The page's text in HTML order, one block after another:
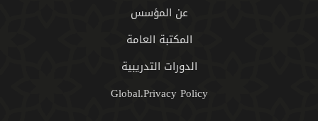
عن المؤسس
المكتبة العامة
الدورات التدريبية
Global.Privacy Policy